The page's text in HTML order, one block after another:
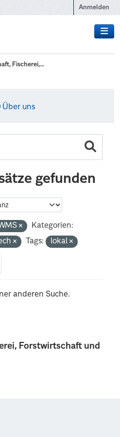
Anmelden
Fischerei,...
Forstwirtschaft und
Über uns
gefunden
Kategorien:
Tags: lokal
anderen Suche.